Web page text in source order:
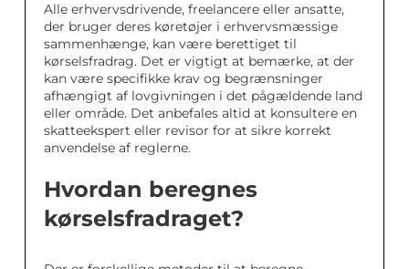
Alle erhvervsdrivende, freelancere eller ansatte,
der bruger deres køretøjer i erhvervsmæssige
sammenhænge, kan være berettiget til
kørselsfradrag. Det er vigtigt at bemærke, at der
kan være specifikke krav og begrænsninger
afhængigt af lovgivningen i det pågældende land
eller område. Det anbefales altid at konsultere en
skatteekspert eller revisor for at sikre korrekt
anvendelse af reglerne.
Hvordan beregnes
kørselsfradraget?